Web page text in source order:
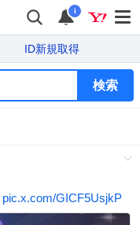
i
ID新規取得
検索
pic.x.com/GICF5UsjkP